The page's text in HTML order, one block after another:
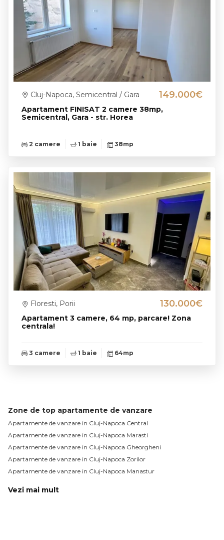
Apartament FINISAT 2 camere 38mp,
Semicentral, Gara - str. Horea
Cluj-Napoca, Semicentral / Gara 149.000€
2 camere 1 baie 38mp
Apartament 3 camere, 64 mp, parcare! Zona
centrala!
Floresti, Porii 130.000€
3 camere 1 baie 64mp
Zone de top apartamente de vanzare
Apartamente de vanzare in Cluj-Napoca Central
Apartamente de vanzare in Cluj-Napoca Marasti
Apartamente de vanzare in Cluj-Napoca Gheorgheni
Apartamente de vanzare in Cluj-Napoca Zorilor
Apartamente de vanzare in Cluj-Napoca Manastur
Vezi mai mult